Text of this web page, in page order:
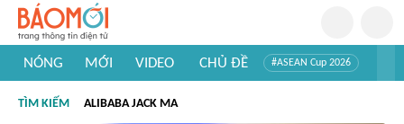
NÓNG MỚI VIDEO CHỦ ĐỀ #ASEAN Cup 2026
#Khám phá thế giới
TÌM KIẾM ALIBABA JACK MA